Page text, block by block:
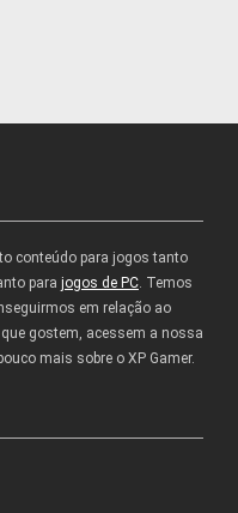
conteúdo para jogos tanto
para jogos de PC. Temos
em relação ao
gostem, acessem a nossa
mais sobre o XP Gamer.